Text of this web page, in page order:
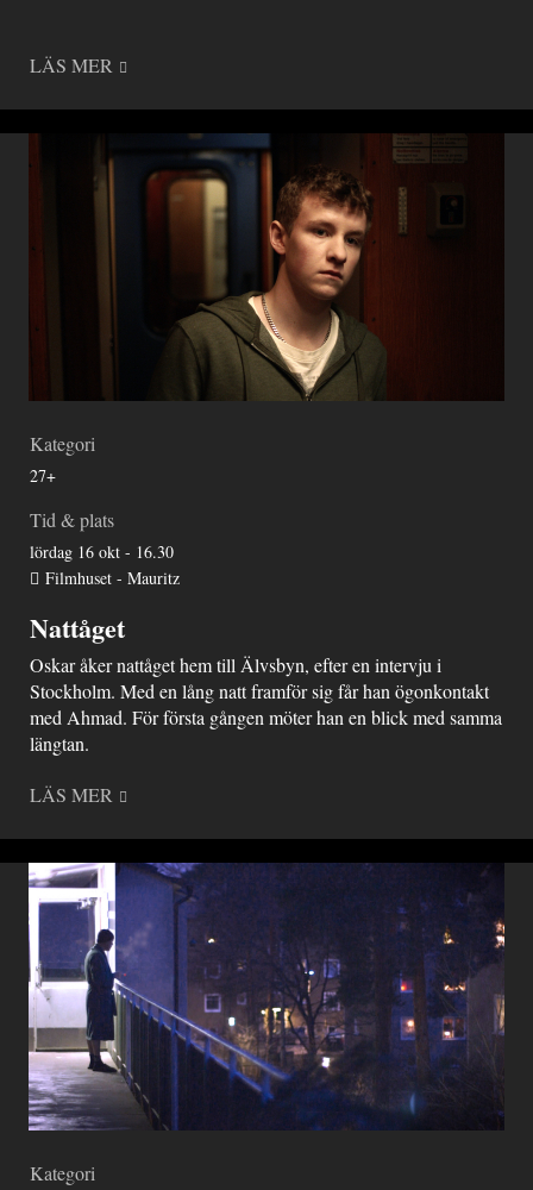
LÄS MER
Kategori
27+
Tid & plats
lördag 16 okt - 16.30
Filmhuset - Mauritz
Nattåget
Oskar åker nattåget hem till Älvsbyn, efter en intervju i
Stockholm. Med en lång natt framför sig får han ögonkontakt
med Ahmad. För första gången möter han en blick med samma
längtan.
LÄS MER
Kategori